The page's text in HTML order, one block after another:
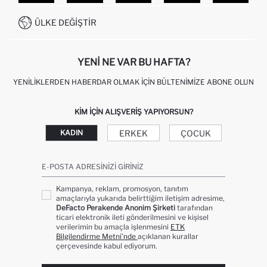
SITEMAP
İŞLEM REHBERI
KAMPANYALAR
0850 333 22 86
ÜLKE DEĞIŞTIR
YENI NE VAR BU HAFTA?
YENILIKLERDEN HABERDAR OLMAK İÇIN BÜLTENIMIZE ABONE OLUN
KIM IÇIN ALIŞVERIŞ YAPIYORSUN?
KADIN ERKEK ÇOCUK
E-POSTA ADRESINIZI GIRINIZ
Kampanya, reklam, promosyon, tanıtım
amaçlarıyla yukarıda belirttiğim iletişim adresime,
DeFacto Perakende Anonim Şirketi tarafından
ticari elektronik ileti gönderilmesini ve kişisel
verilerimin bu amaçla işlenmesini ETK
Bilgilendirme Metni’nde açıklanan kurallar
çerçevesinde kabul ediyorum.